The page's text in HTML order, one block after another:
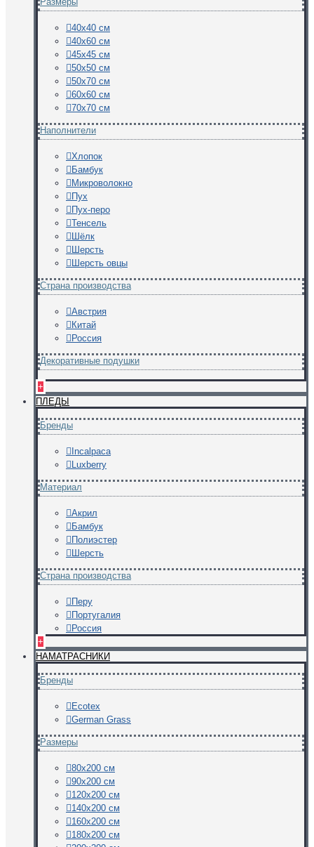
40х40 см
40х60 см
45х45 см
50х50 см
50х70 см
60х60 см
70х70 см
Наполнители
Хлопок
Бамбук
Микроволокно
Пух
Пух-перо
Тенсель
Шёлк
Шерсть
Шерсть овцы
Страна производства
Австрия
Китай
Россия
Декоративные подушки
+
ПЛЕДЫ
Бренды
Incalpaca
Luxberry
Материал
Акрил
Бамбук
Полиэстер
Шерсть
Страна производства
Перу
Португалия
Россия
+
НАМАТРАСНИКИ
Бренды
Ecotex
German Grass
Размеры
80х200 см
90х200 см
120х200 см
140х200 см
160х200 см
180х200 см